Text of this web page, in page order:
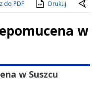
do PDF Drukuj
w
w Suszcu